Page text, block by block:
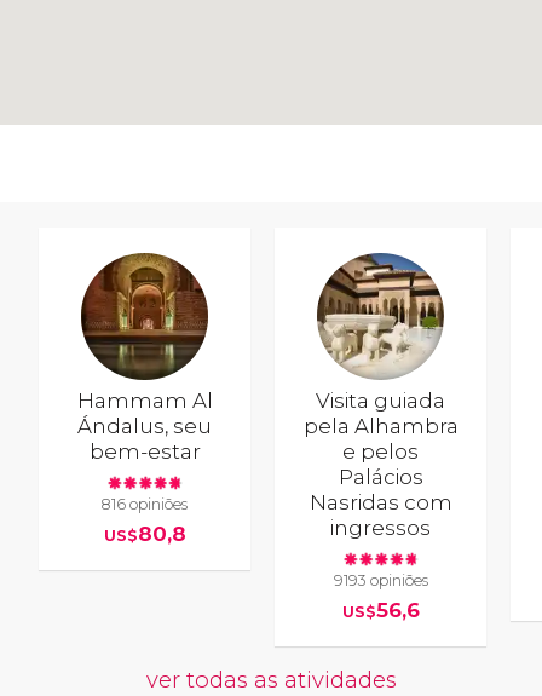
Hammam Al
Ándalus, seu
bem-estar
816 opiniões
US$80,8
Visita guiada
pela Alhambra
e pelos
Palácios
Nasridas com
ingressos
9193 opiniões
US$56,6
ver todas as atividades